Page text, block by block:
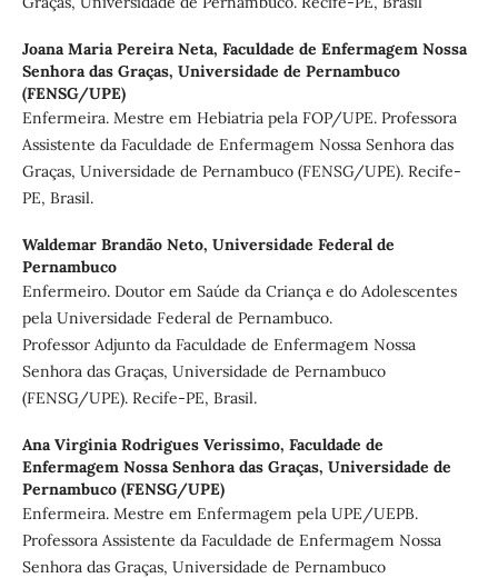
Joana Maria Pereira Neta, Faculdade de Enfermagem Nossa
Senhora das Graças, Universidade de Pernambuco
(FENSG/UPE)
Enfermeira. Mestre em Hebiatria pela FOP/UPE. Professora
Assistente da Faculdade de Enfermagem Nossa Senhora das
Graças, Universidade de Pernambuco (FENSG/UPE). Recife-
PE, Brasil.
Waldemar Brandão Neto, Universidade Federal de
Pernambuco
Enfermeiro. Doutor em Saúde da Criança e do Adolescentes
pela Universidade Federal de Pernambuco.
Professor Adjunto da Faculdade de Enfermagem Nossa
Senhora das Graças, Universidade de Pernambuco
(FENSG/UPE). Recife-PE, Brasil.
Ana Virginia Rodrigues Verissimo, Faculdade de
Enfermagem Nossa Senhora das Graças, Universidade de
Pernambuco (FENSG/UPE)
Enfermeira. Mestre em Enfermagem pela UPE/UEPB.
Professora Assistente da Faculdade de Enfermagem Nossa
Senhora das Graças, Universidade de Pernambuco